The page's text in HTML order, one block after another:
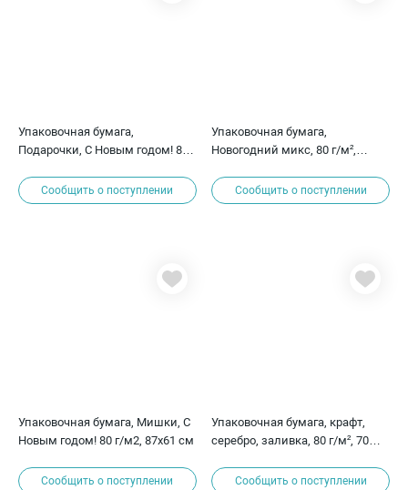
Упаковочная бумага,
Подарочки, С Новым годом! 80
Сообщить о поступлении
Упаковочная бумага,
Новогодний микс, 80 г/м²,
Сообщить о поступлении
Упаковочная бумага, Мишки, С
Новым годом! 80 г/м2, 87х61 см
Сообщить о поступлении
Упаковочная бумага, крафт,
серебро, заливка, 80 г/м², 70
Сообщить о поступлении